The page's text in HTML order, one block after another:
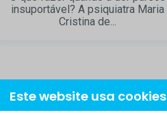
insuportável? A psiquiatra Maria
Cristina de...
Este website usa cookies